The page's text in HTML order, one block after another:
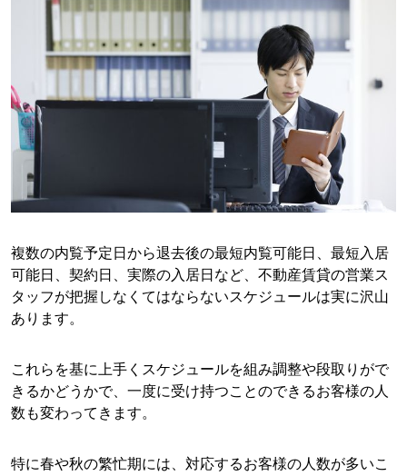
複数の内覧予定日から退去後の最短内覧可能日、最短入居
可能日、契約日、実際の入居日など、不動産賃貸の営業ス
タッフが把握しなくてはならないスケジュールは実に沢山
あります。
これらを基に上手くスケジュールを組み調整や段取りがで
きるかどうかで、一度に受け持つことのできるお客様の人
数も変わってきます。
特に春や秋の繁忙期には、対応するお客様の人数が多いこ